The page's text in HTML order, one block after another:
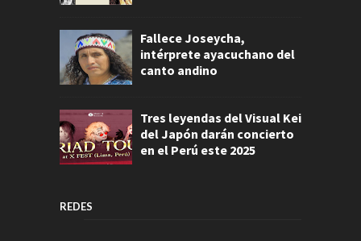
Fallece Joseycha,
intérprete ayacuchano del
canto andino
Tres leyendas del Visual Kei
del Japón darán concierto
en el Perú este 2025
REDES